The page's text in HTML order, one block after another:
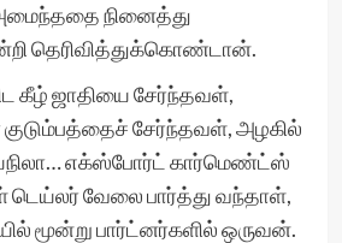
நினைத்து
தெரிவித்துக்கொண்டான்.
கீழ் ஜாதியை சேர்ந்தவள்,
சேர்ந்தவள், அழகில்
எக்ஸ்போர்ட் கார்மெண்ட்ஸ்
டெய்லர் வேலை பார்த்து வந்தாள்,
மூன்று பார்ட்னர்களில் ஒருவன்.